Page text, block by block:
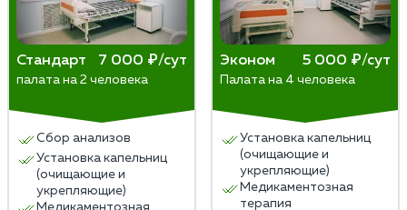
Стандарт 7 000 ₽/сут
палата на 2 человека
Сбор анализов
Установка капельниц
(очищающие и
укрепляющие)
Медикаментозная
Эконом 5 000 ₽/сут
Палата на 4 человека
Установка капельниц
(очищающие и
укрепляющие)
Медикаментозная
терапия